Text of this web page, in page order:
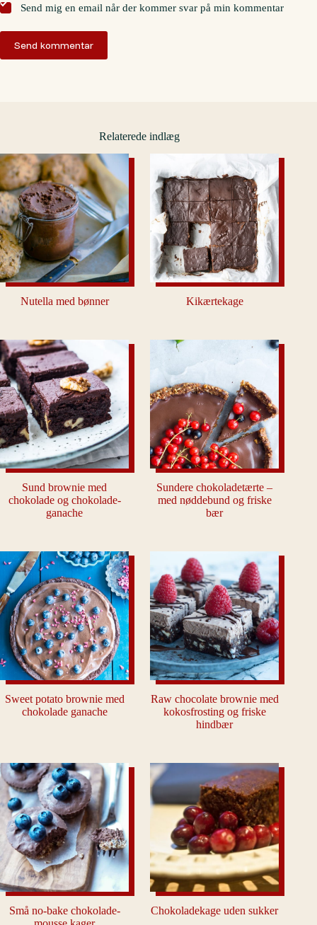
Send mig en email når der kommer svar på min kommentar
Send kommentar
Relaterede indlæg
Nutella med bønner Kikærtekage
Sund brownie med
chokolade og chokolade-
ganache
Sundere chokoladetærte –
med nøddebund og friske
bær
Sweet potato brownie med
chokolade ganache
Raw chocolate brownie med
kokosfrosting og friske
hindbær
Små no-bake chokolade-
Chokoladekage uden sukker